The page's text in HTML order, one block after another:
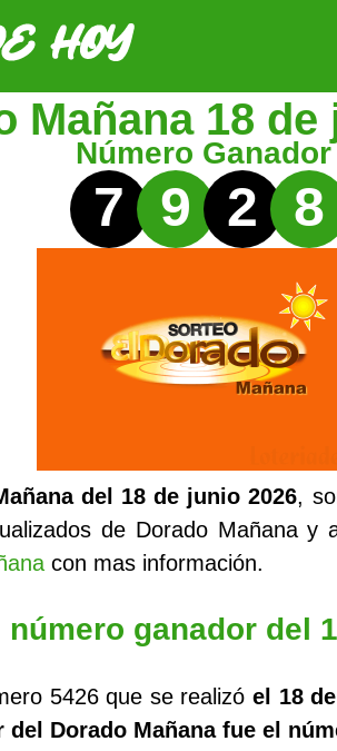
Mañana 18 de
Número Ganador
7 9 2 8
del 18 de junio 2026,
de Dorado Mañana y
con mas información.
número ganador del
5426 que se realizóel 18
del Dorado Mañana fue el